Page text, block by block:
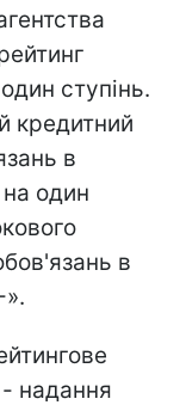
ступінь.
кредитний
в
на один
в
».
- надання